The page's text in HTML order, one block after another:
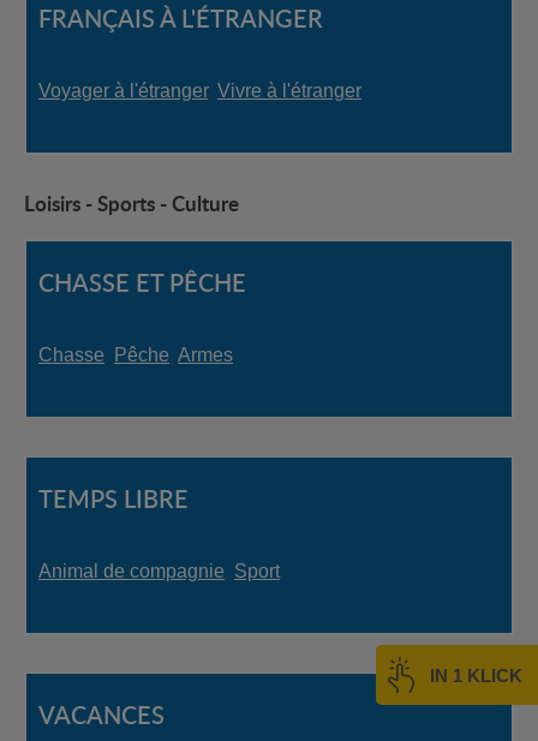
IN 1 KLICK
FRANÇAIS À L'ÉTRANGER
Voyager à l'étranger, Vivre à l'étranger
Loisirs - Sports - Culture
CHASSE ET PÊCHE
Chasse, Pêche, Armes
TEMPS LIBRE
Animal de compagnie, Sport
VACANCES